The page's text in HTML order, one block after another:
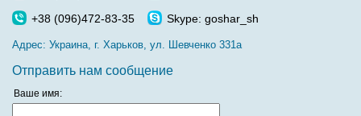
+38 (096)472-83-35
Skype: goshar_sh
Адрес: Украина, г. Харьков, ул. Шевченко 331а
Отправить нам сообщение
Ваше имя: